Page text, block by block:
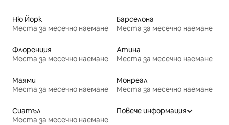
Ню Йорк
Места за месечно наемане
Барселона
Места за месечно наемане
Флоренция
Места за месечно наемане
Атина
Места за месечно наемане
Маями
Места за месечно наемане
Монреал
Места за месечно наемане
Сиатъл
Места за месечно наемане
Повече информация